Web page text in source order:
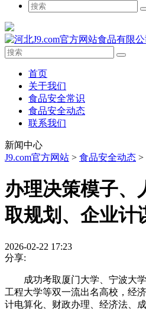
首页
关于我们
食品安全常识
食品安全动态
联系我们
新闻中心
J9.com官方网站 > 食品安全动态 >
办理决策模子、
取规划、企业计
2026-02-22 17:23
分享:
成功考取厦门大学、宁波大学
工程大学等双一流出名高校，经
计电算化、财政办理、经济法、